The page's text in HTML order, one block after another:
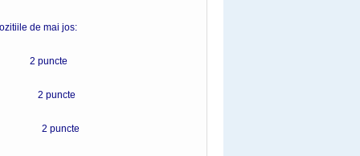
de mai jos:
2 puncte
2 puncte
... 2 puncte